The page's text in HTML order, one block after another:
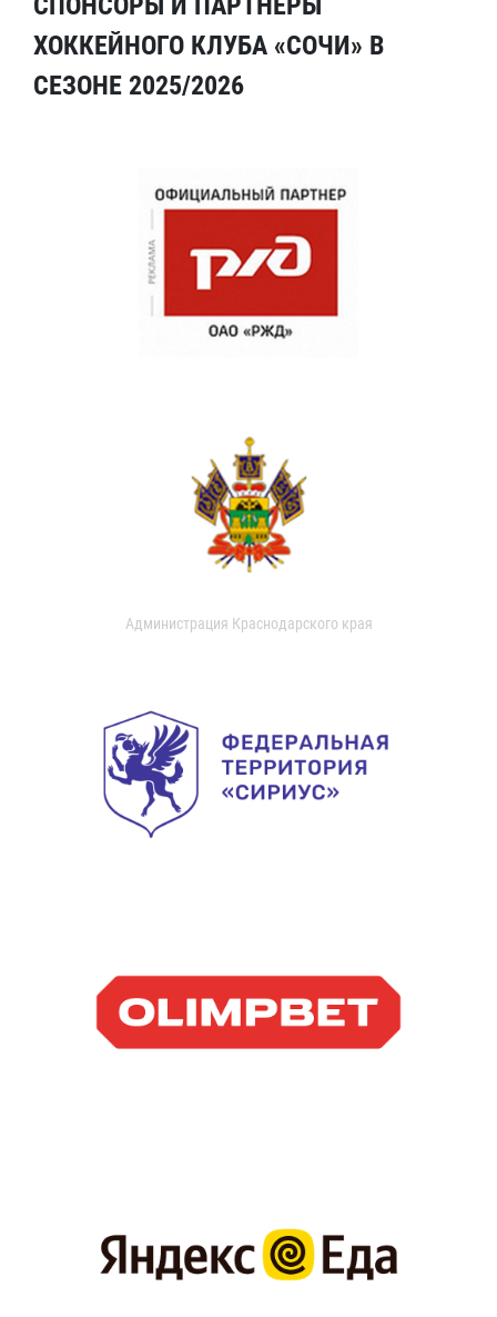
ХОККЕЙНОГО КЛУБА «СОЧИ» В
СЕЗОНЕ 2025/2026
Администрация Краснодарского края